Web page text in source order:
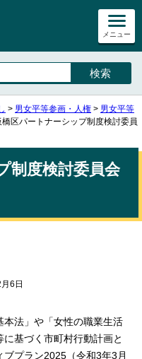
メニュー
> 男女平等参画・人権 > 男女平等
橋区パートナーシップ制度検討委員
制度検討委員会
6日
法」や「女性の職業生活
基づく市町村行動計画と
プラン2025（令和3年3月